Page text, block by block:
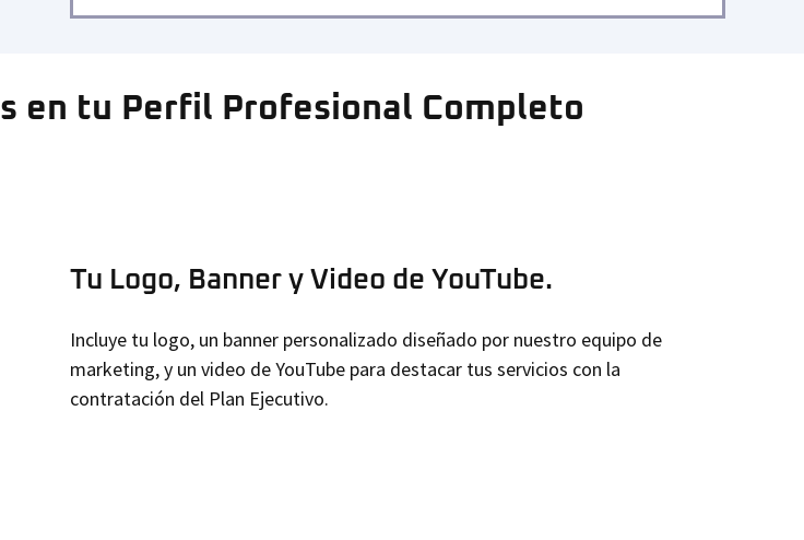
en tu Perfil Profesional Completo
Tu Logo, Banner y Video de YouTube.
Incluye tu logo, un banner personalizado diseñado por nuestro equipo de
marketing, y un video de YouTube para destacar tus servicios con la
contratación del Plan Ejecutivo.